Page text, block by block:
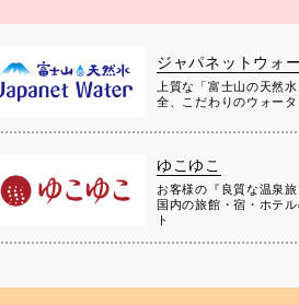
ジャパネットウォ
上質な「富士山の天然
全、こだわりのウォー
ゆこゆこ
お客様の『良質な温泉旅
国内の旅館・宿・ホテ
ト